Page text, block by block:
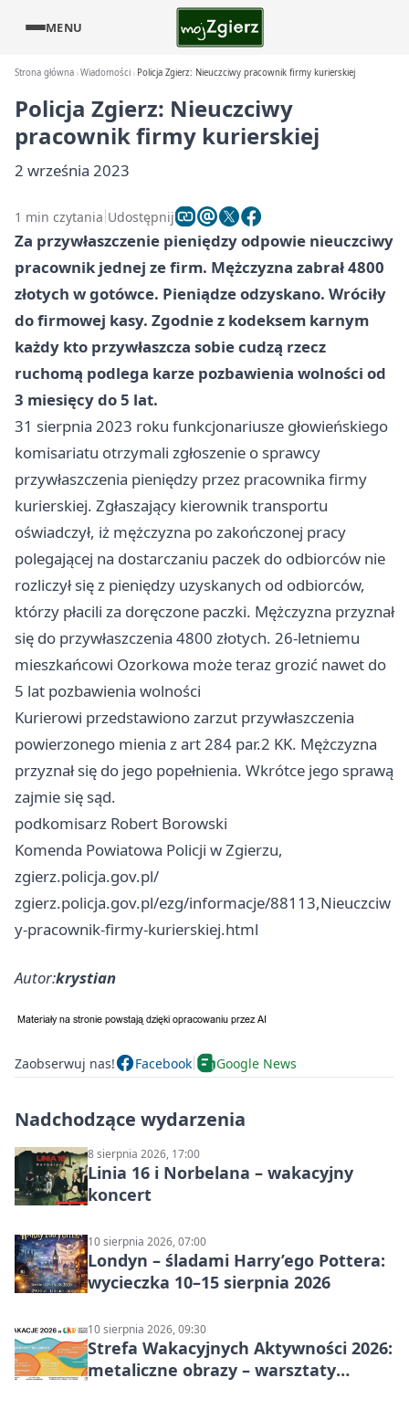
MENU
Strona główna Wiadomości Policja Zgierz: Nieuczciwy pracownik firmy kurierskiej
Policja Zgierz: Nieuczciwy
pracownik firmy kurierskiej
2 września 2023
1 min czytania Udostępnij
Za przywłaszczenie pieniędzy odpowie nieuczciwy
pracownik jednej ze firm. Mężczyzna zabrał 4800
złotych w gotówce. Pieniądze odzyskano. Wróciły
do firmowej kasy. Zgodnie z kodeksem karnym
każdy kto przywłaszcza sobie cudzą rzecz
ruchomą podlega karze pozbawienia wolności od
3 miesięcy do 5 lat.
31 sierpnia 2023 roku funkcjonariusze głowieńskiego
komisariatu otrzymali zgłoszenie o sprawcy
przywłaszczenia pieniędzy przez pracownika firmy
kurierskiej. Zgłaszający kierownik transportu
oświadczył, iż mężczyzna po zakończonej pracy
polegającej na dostarczaniu paczek do odbiorców nie
rozliczył się z pieniędzy uzyskanych od odbiorców,
którzy płacili za doręczone paczki. Mężczyzna przyznał
się do przywłaszczenia 4800 złotych. 26-letniemu
mieszkańcowi Ozorkowa może teraz grozić nawet do
5 lat pozbawienia wolności
Kurierowi przedstawiono zarzut przywłaszczenia
powierzonego mienia z art 284 par.2 KK. Mężczyzna
przyznał się do jego popełnienia. Wkrótce jego sprawą
zajmie się sąd.
podkomisarz Robert Borowski
Komenda Powiatowa Policji w Zgierzu,
zgierz.policja.gov.pl/
zgierz.policja.gov.pl/ezg/informacje/88113,Nieuczciw
y-pracownik-firmy-kurierskiej.html
Autor:krystian
Zaobserwuj nas! Facebook Google News
Nadchodzące wydarzenia
8 sierpnia 2026, 17:00
Linia 16 i Norbelana – wakacyjny
koncert
10 sierpnia 2026, 07:00
Londyn – śladami Harry’ego Pottera:
wycieczka 10–15 sierpnia 2026
10 sierpnia 2026, 09:30
Strefa Wakacyjnych Aktywności 2026:
metaliczne obrazy – warsztaty